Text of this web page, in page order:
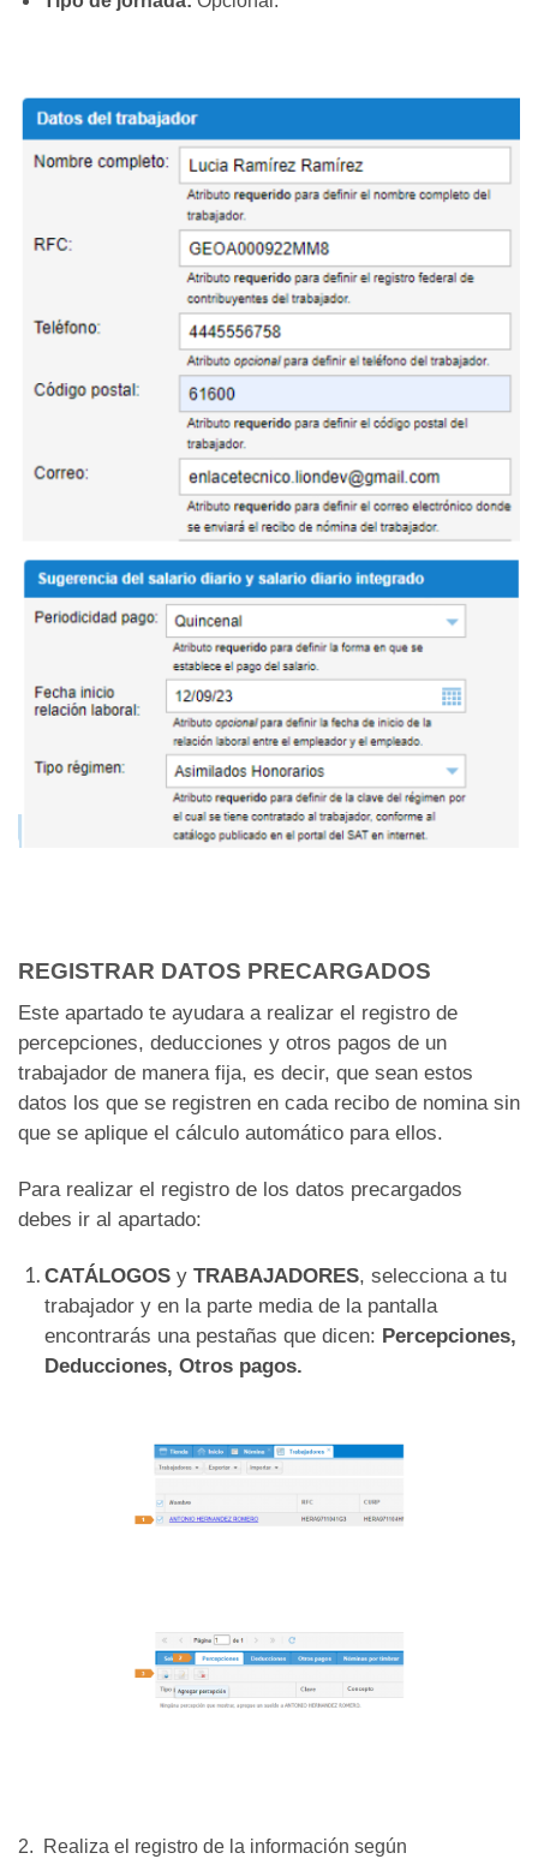
REGISTRAR DATOS PRECARGADOS
Este apartado te ayudara a realizar el registro de
percepciones, deducciones y otros pagos de un
trabajador de manera fija, es decir, que sean estos
datos los que se registren en cada recibo de nomina sin
que se aplique el cálculo automático para ellos.
Para realizar el registro de los datos precargados
debes ir al apartado:
CATÁLOGOSy TRABAJADORES, selecciona a tu
trabajador y en la parte media de la pantalla
encontrarás una pestañas que dicen: Percepciones,
Deducciones, Otros pagos.
2. Realiza el registro de la información según